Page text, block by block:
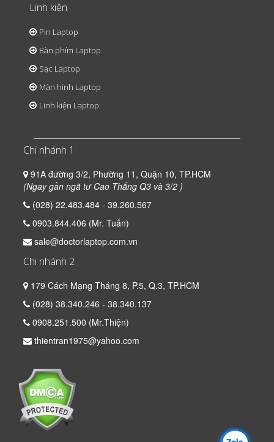
Linh kiện
Pin Laptop
Bàn phím Laptop
Sạc Laptop
Màn hình Laptop
Linh kiện Laptop
Chi nhánh 1
91A đường 3/2, Phường 11, Quận 10, TP.HCM
(Ngay gần ngã tư Cao Thắng Q3 và 3/2 )
(028) 22.483.484 - 39.260.567
0903.844.406 (Mr. Tuấn)
sale@doctorlaptop.com.vn
Chi nhánh 2
179 Cách Mạng Tháng 8, P.5, Q.3, TP.HCM
(028) 38.340.246 - 38.340.137
0908.251.500 (Mr.Thiện)
thientran1975@yahoo.com